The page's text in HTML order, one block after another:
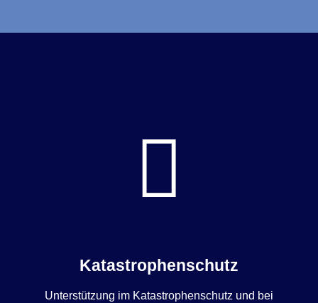

Katastrophenschutz
Unterstützung im Katastrophenschutz und bei